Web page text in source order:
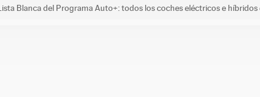
Blanca del Programa Auto+: todos los coches eléctricos e